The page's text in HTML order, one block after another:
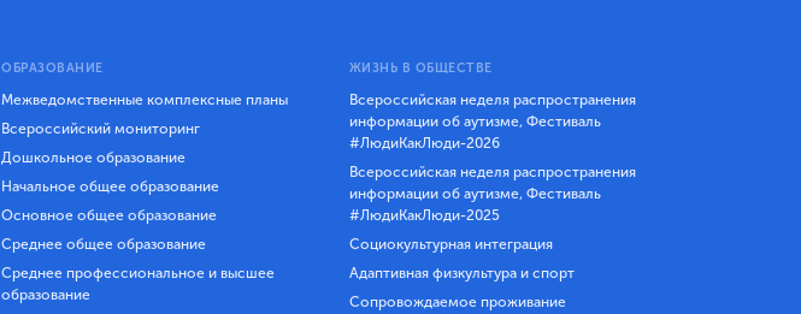
ОБРАЗОВАНИЕ
Межведомственные комплексные планы
Всероссийский мониторинг
Дошкольное образование
Начальное общее образование
Основное общее образование
Среднее общее образование
Среднее профессиональное и высшее
образование
ЖИЗНЬ В ОБЩЕСТВЕ
Всероссийская неделя распространения
информации об аутизме, Фестиваль
#ЛюдиКакЛюди-2026
Всероссийская неделя распространения
информации об аутизме, Фестиваль
#ЛюдиКакЛюди-2025
Социокультурная интеграция
Адаптивная физкультура и спорт
Сопровождаемое проживание